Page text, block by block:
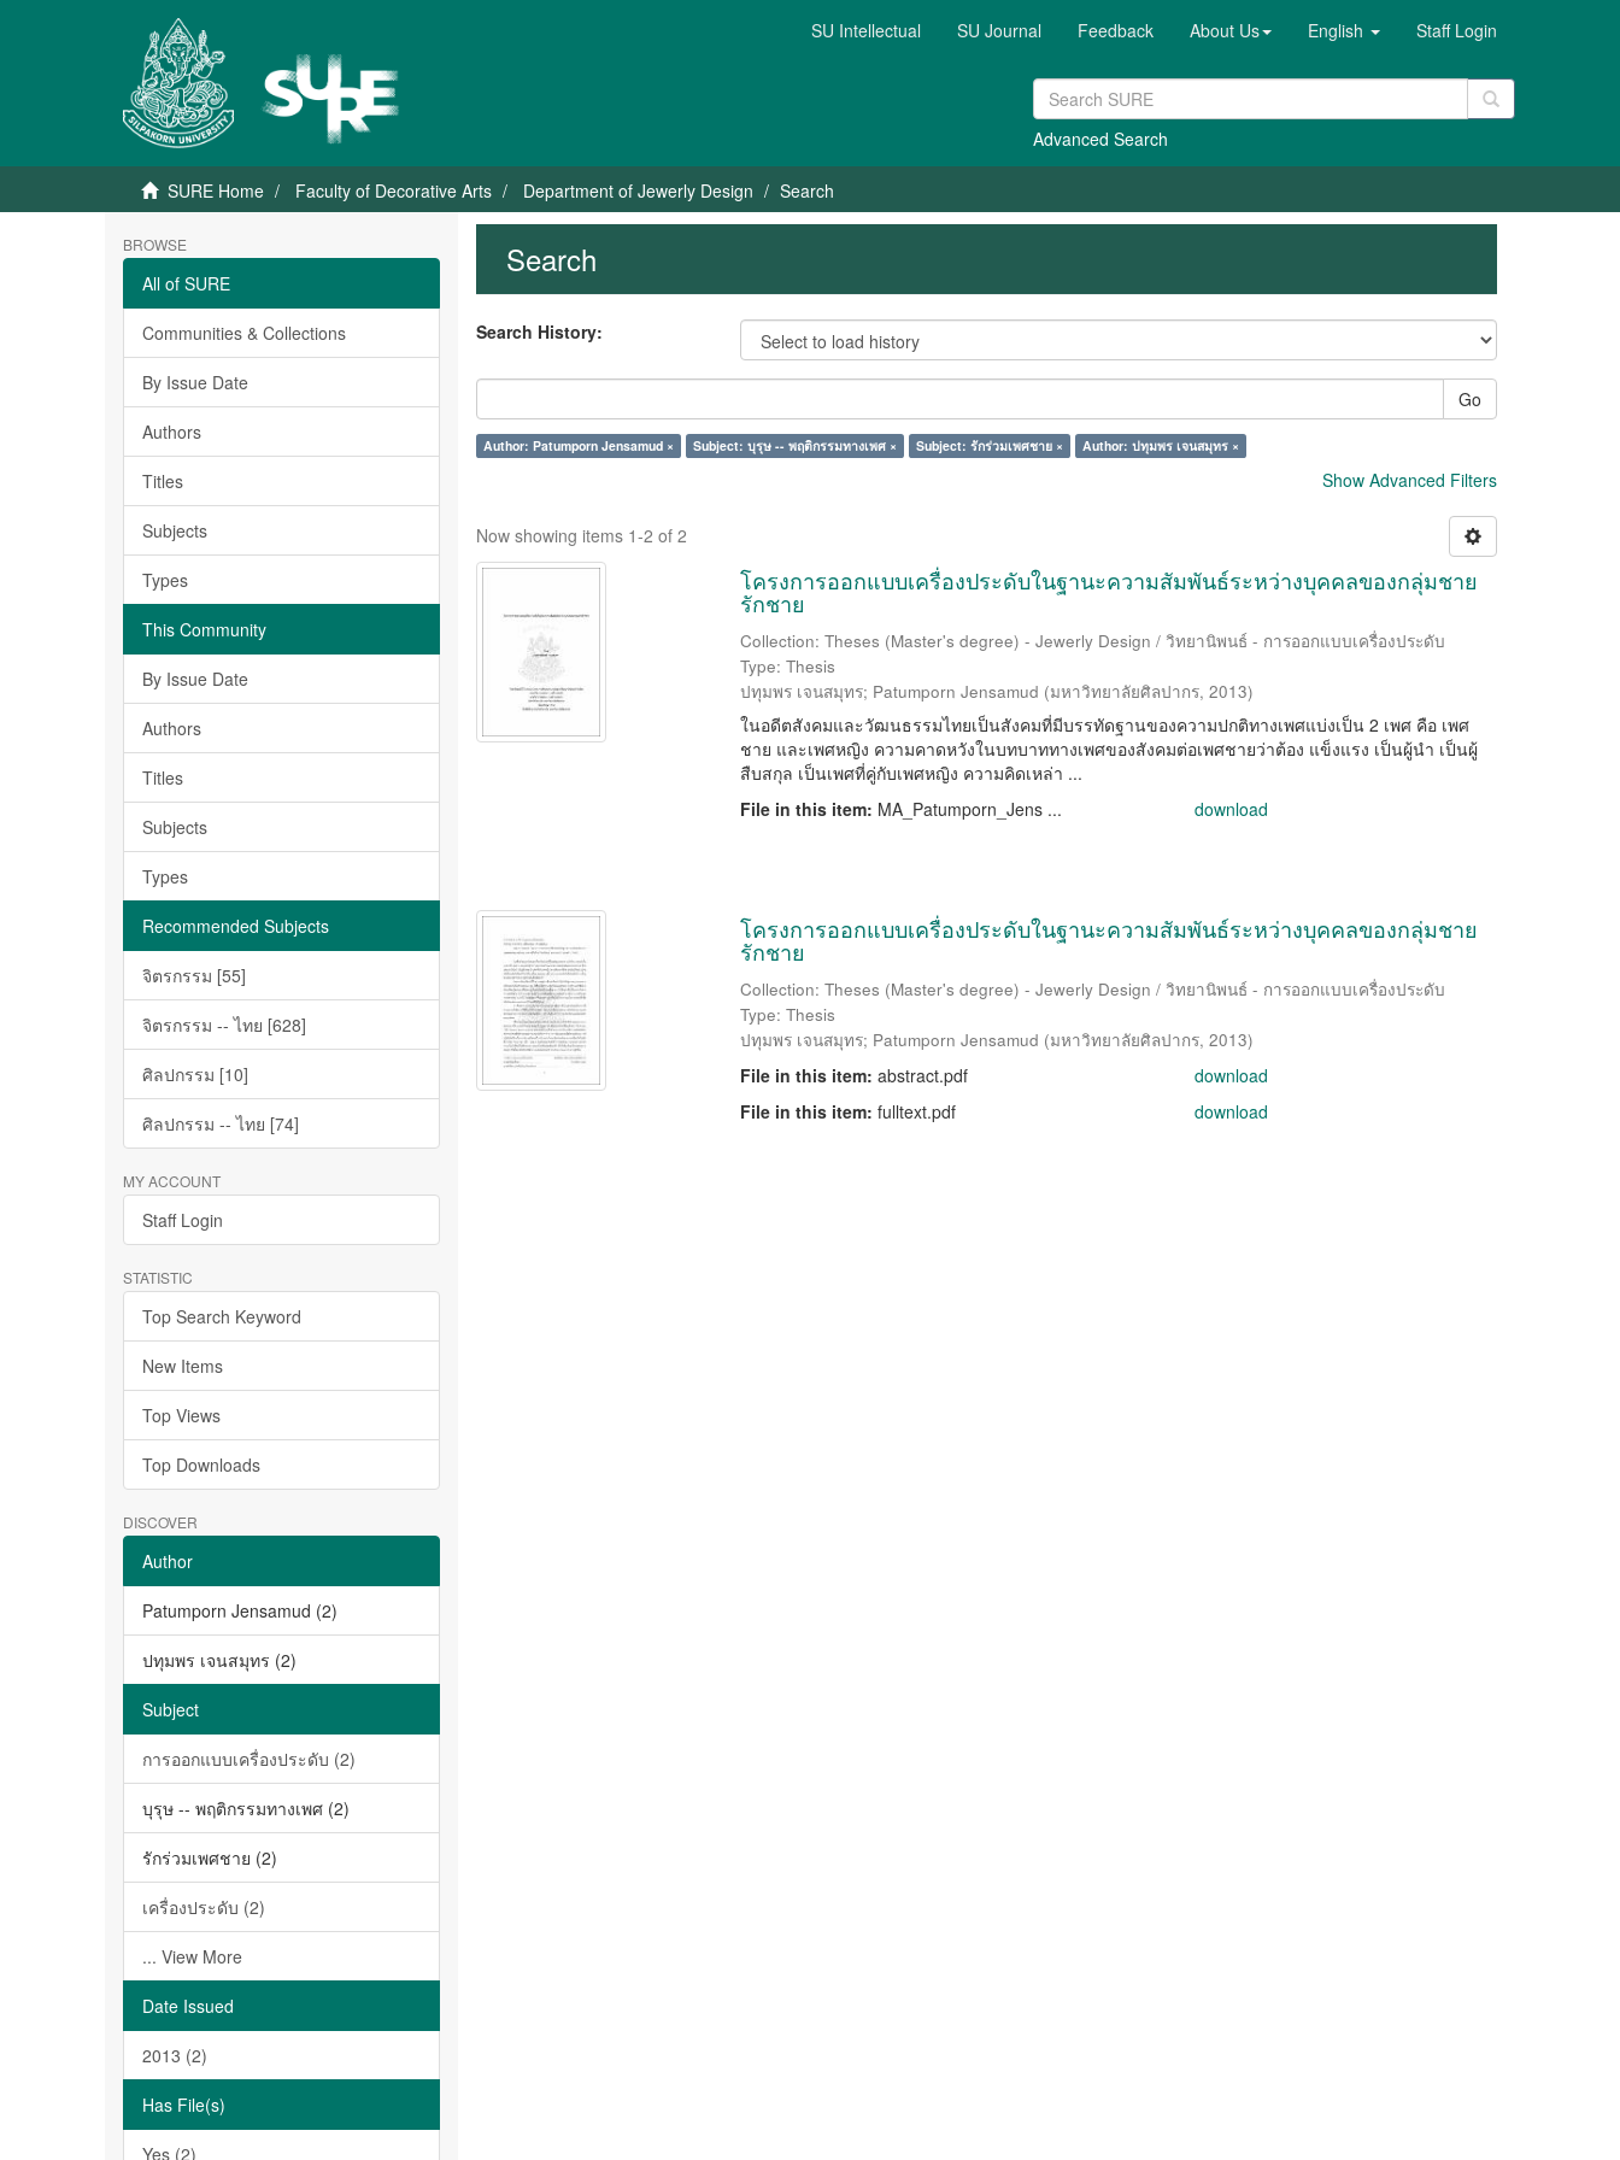
SU Intellectual SU Journal Feedback About Us English Staff Login
Advanced Search
SURE Home Faculty of Decorative Arts Department of Jewerly Design Search
BROWSE
All of SURE
Communities & Collections
By Issue Date
Authors
Titles
Subjects
Types
This Community
By Issue Date
Authors
Titles
Subjects
Types
Recommended Subjects
จิตรกรรม [55]
จิตรกรรม -- ไทย [628]
ศิลปกรรม [10]
ศิลปกรรม -- ไทย [74]
MY ACCOUNT
Staff Login
STATISTIC
Top Search Keyword
New Items
Top Views
Top Downloads
DISCOVER
Author
Patumporn Jensamud (2)
ปทุมพร เจนสมุทร (2)
Subject
การออกแบบเครื่องประดับ (2)
บุรุษ -- พฤติกรรมทางเพศ (2)
รักร่วมเพศชาย (2)
เครื่องประดับ (2)
... View More
Date Issued
2013 (2)
Has File(s)
Yes (2)
Search
Search History:
Go
Author: Patumporn Jensamud × Subject: บุรุษ -- พฤติกรรมทางเพศ × Subject: รักร่วมเพศชาย × Author: ปทุมพร เจนสมุทร ×
Show Advanced Filters
Now showing items 1-2 of 2
โครงการออกแบบเครื่องประดับในฐานะความสัมพันธ์ระหว่างบุคคลของกลุ่มชาย
รักชาย
Collection: Theses (Master's degree) - Jewerly Design / วิทยานิพนธ์ - การออกแบบเครื่องประดับ
Type: Thesis
ปทุมพร เจนสมุทร; Patumporn Jensamud (มหาวิทยาลัยศิลปากร, 2013)
ในอดีตสังคมและวัฒนธรรมไทยเป็นสังคมที่มีบรรทัดฐานของความปกติทางเพศแบ่งเป็น 2 เพศ คือ เพศ
ชาย และเพศหญิง ความคาดหวังในบทบาททางเพศของสังคมต่อเพศชายว่าต้อง แข็งแรง เป็นผู้นำ เป็นผู้
สืบสกุล เป็นเพศที่คู่กับเพศหญิง ความคิดเหล่า ...
File in this item: MA_Patumporn_Jens ... download
โครงการออกแบบเครื่องประดับในฐานะความสัมพันธ์ระหว่างบุคคลของกลุ่มชาย
รักชาย
Collection: Theses (Master's degree) - Jewerly Design / วิทยานิพนธ์ - การออกแบบเครื่องประดับ
Type: Thesis
ปทุมพร เจนสมุทร; Patumporn Jensamud (มหาวิทยาลัยศิลปากร, 2013)
File in this item: abstract.pdf
download
File in this item: fulltext.pdf download